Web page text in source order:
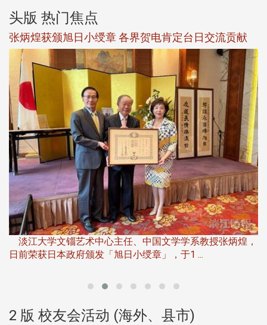
头版 热门焦点
张炳煌获颁旭日小绶章 各界贺电肯定台日交流贡献
淡江大学文锱艺术中心主任、中国文学学系教授张炳煌，
日前荣获日本政府颁发「旭日小绶章」，于1 ...
2 版 校友会活动 (海外、县市)